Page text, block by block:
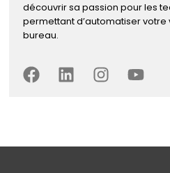
découvrir sa passion pour les
permettant d’automatiser votre
bureau.